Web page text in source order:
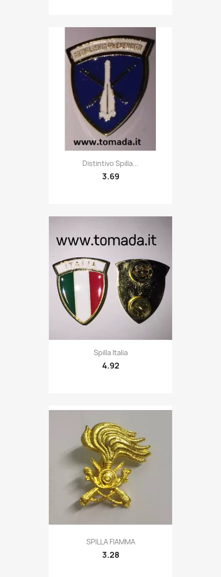
Quick view
Distintivo Spilla...
3.69
Quick view
Spilla Italia
4.92
Quick view
SPILLA FIAMMA
3.28